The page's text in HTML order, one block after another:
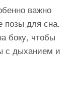
важно
позы для сна.
боку, чтобы
с дыханием и